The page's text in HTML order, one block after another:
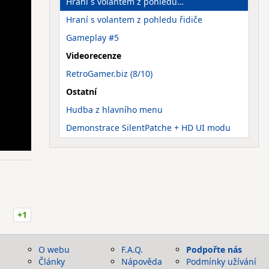
+1
Hraní s volantem z pohledu řidiče
Gameplay #5
Videorecenze
RetroGamer.biz (8/10)
Ostatní
Hudba z hlavního menu
Demonstrace SilentPatche + HD UI modu
O webu
Články
F.A.Q.
Nápověda
Podpořte nás
Podmínky užívání